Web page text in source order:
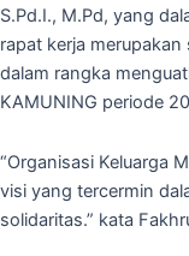
S.Pd.I., M.Pd, yang
rapat kerja
dalam rangka
KAMUNING periode
“Organisasi Keluarga
visi yang tercermin
solidaritas.” kata